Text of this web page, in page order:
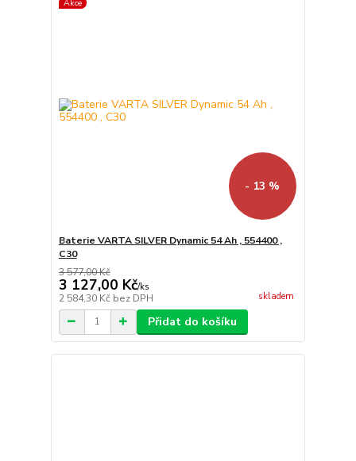
Akce
- 13 %
Baterie VARTA SILVER Dynamic 54 Ah , 554400 ,
C30
3 577,00 Kč
3 127,00 Kč/ks
2 584,30 Kč bez DPH skladem
Přidat do košíku